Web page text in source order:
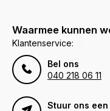
Waarmee kunnen
Klantenservice:
Bel ons
040 218 06 11
Stuur ons